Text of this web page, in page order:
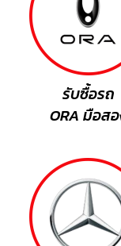
รับซื้อรถ
ORA มือส